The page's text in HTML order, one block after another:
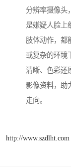
分辨率摄像头
是嫌疑人脸上
肢体动作，都
或复杂的环境
清晰、色彩还
影像资料，助
走向。​
http://www.szdlht.com